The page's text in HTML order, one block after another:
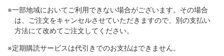
※一部地域においてご利用できない場合がございます。その場合
は、ご注文をキャンセルさせていただきますので、別の支払い
方法にて改めてご注文してください。
※定期購読サービスは代引きでのお支払はできません。